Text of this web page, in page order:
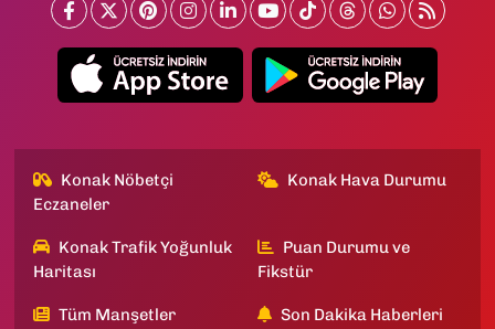
Konak Nöbetçi
Eczaneler
Konak Hava Durumu
Konak Trafik Yoğunluk
Haritası
Puan Durumu ve
Fikstür
Tüm Manşetler Son Dakika Haberleri